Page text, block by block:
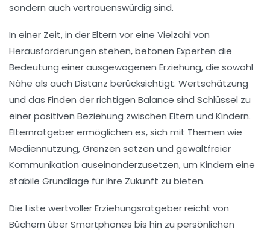
sondern auch vertrauenswürdig sind.
In einer Zeit, in der Eltern vor eine Vielzahl von
Herausforderungen stehen, betonen Experten die
Bedeutung einer ausgewogenen Erziehung, die sowohl
Nähe als auch Distanz berücksichtigt. Wertschätzung
und das Finden der richtigen Balance sind Schlüssel zu
einer positiven Beziehung zwischen Eltern und Kindern.
Elternratgeber ermöglichen es, sich mit Themen wie
Mediennutzung,Grenzen setzen und gewaltfreier
Kommunikation auseinanderzusetzen, um Kindern eine
stabile Grundlage für ihre Zukunft zu bieten.
Die Liste wertvollerErziehungsratgeberreicht von
Büchern über Smartphones bis hin zu persönlichen